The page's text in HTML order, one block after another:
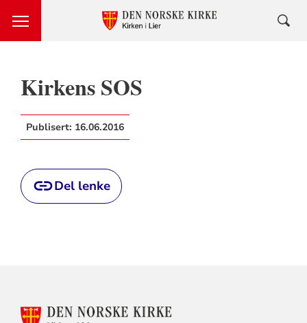
Kirkens SOS
Publisert: 16.06.2016
Del lenke
KONTAKTINFORMASJON